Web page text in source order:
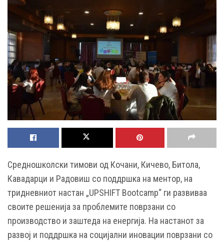
Средношколски тимови од Кочани, Кичево, Битола,
Кавадарци и Радовиш со поддршка на ментор, на
тридневниот настан „UPSHIFT Bootcamp“ ги развиваа
своите решенија за проблемите поврзани со
производство и заштеда на енергија. На настанот за
развој и поддршка на социјални иновации поврзани со